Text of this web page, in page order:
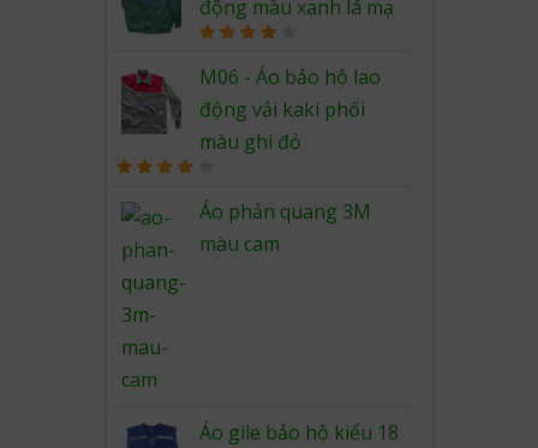
động màu xanh lá mạ
4.00out
of 5
M06 - Áo bảo hộ lao
động vải kaki phối
màu ghi đỏ
4.00 out
of 5
Áo phản quang 3M
màu cam
Áo gile bảo hộ kiểu 18